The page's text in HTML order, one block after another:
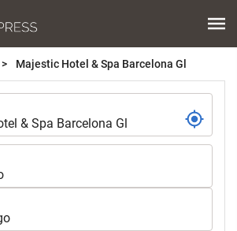
Majestic Hotel & Spa Barcelona Gl